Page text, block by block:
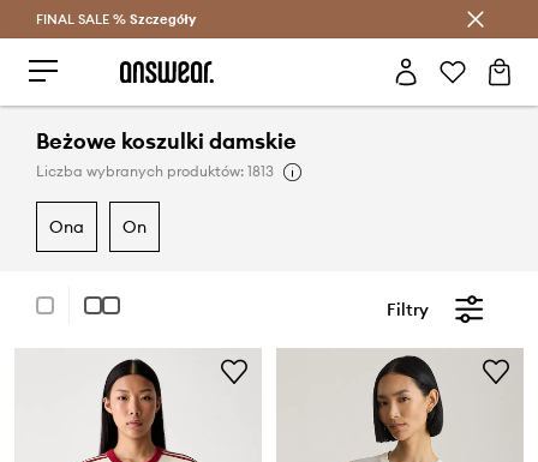
Oszczędzaj z Answear Club >
FINAL SALE % Szczegóły
Beżowe koszulki damskie
Liczba wybranych produktów: 1813
ona on
Filtry